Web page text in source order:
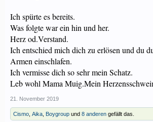
Ich spürte es bereits.
Was folgte war ein hin und her.
Herz od.Verstand.
Ich entschied mich dich zu erlösen und du
Armen einschlafen.
Ich vermisse dich so sehr mein Schatz.
Leb wohl Mama Muig.Mein
21. November 2019
Cismo Aika Boygroup und 8 anderen gefällt das.